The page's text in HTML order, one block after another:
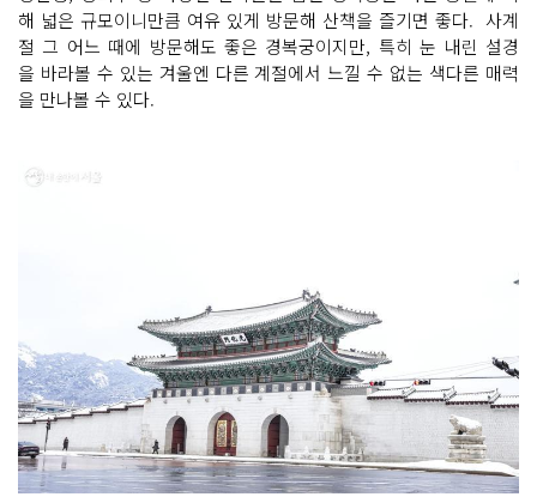
해 넓은 규모이니만큼 여유 있게 방문해 산책을 즐기면 좋다. 사계
절 그 어느 때에 방문해도 좋은 경복궁이지만, 특히 눈 내린 설경
을 바라볼 수 있는 겨울엔 다른 계절에서 느낄 수 없는 색다른 매력
을 만나볼 수 있다.